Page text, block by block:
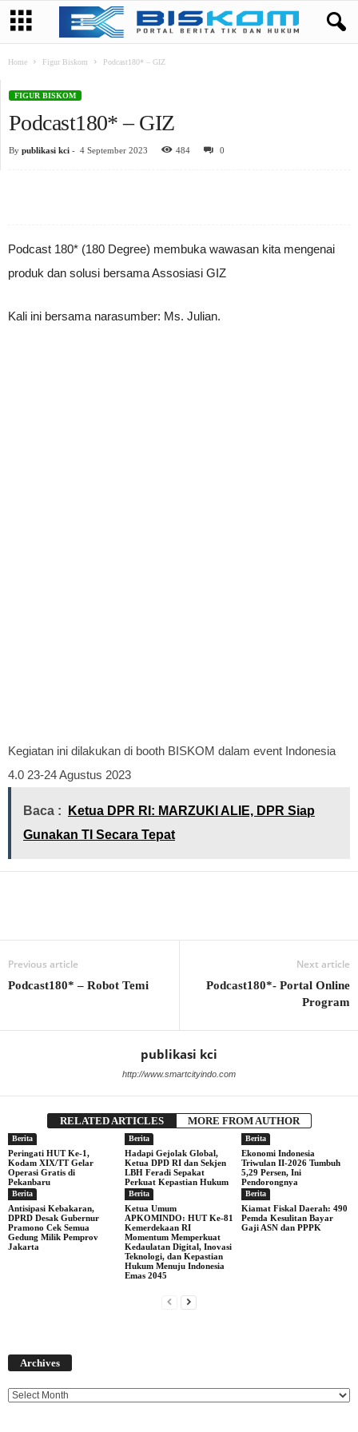
Home Figur Biskom Podcast180* – GIZ
FIGUR BISKOM
Podcast180* – GIZ
By publikasi kci - 4 September 2023 484 0
Podcast 180* (180 Degree) membuka wawasan kita mengenai
produk dan solusi bersama Assosiasi GIZ
Kali ini bersama narasumber: Ms. Julian.
Kegiatan ini dilakukan di booth BISKOM dalam event Indonesia
4.0 23-24 Agustus 2023
Baca :
Ketua DPR RI: MARZUKI ALIE, DPR Siap
Gunakan TI Secara Tepat
Previous article
Podcast180* – Robot Temi
Next article
Podcast180*- Portal Online
Program
publikasi kci
http://www.smartcityindo.com
RELATED ARTICLES MORE FROM AUTHOR
Berita
Peringati HUT Ke-1,
Kodam XIX/TT Gelar
Operasi Gratis di
Pekanbaru
Berita
Hadapi Gejolak Global,
Ketua DPD RI dan Sekjen
LBH Feradi Sepakat
Perkuat Kepastian Hukum
Berita
Ekonomi Indonesia
Triwulan II-2026 Tumbuh
5,29 Persen, Ini
Pendorongnya
Berita
Antisipasi Kebakaran,
DPRD Desak Gubernur
Pramono Cek Semua
Gedung Milik Pemprov
Jakarta
Berita
Ketua Umum
APKOMINDO: HUT Ke-81
Kemerdekaan RI
Momentum Memperkuat
Kedaulatan Digital, Inovasi
Teknologi, dan Kepastian
Hukum Menuju Indonesia
Emas 2045
Berita
Kiamat Fiskal Daerah: 490
Pemda Kesulitan Bayar
Gaji ASN dan PPPK
Archives